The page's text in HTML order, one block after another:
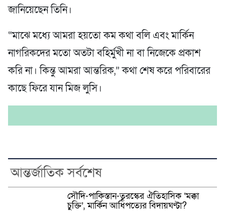
জানিয়েছেন তিনি।
“মাঝে মধ্যে আমরা হয়তো কম কথা বলি এবং মার্কিন
নাগরিকদের মতো অতটা বহির্মুখী না বা নিজেকে প্রকাশ
করি না। কিন্তু আমরা আন্তরিক,” কথা শেষ করে পরিবারের
কাছে ফিরে যান মিজ লুসি।
আন্তর্জাতিক সর্বশেষ
সৌদি-পাকিস্তান-তুরস্কের ঐতিহাসিক ‘মক্কা
চুক্তি’, মার্কিন আধিপত্যের বিদায়ঘণ্টা?